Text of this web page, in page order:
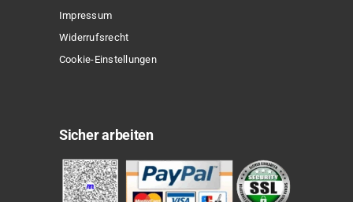
Impressum
Widerrufsrecht
Cookie-Einstellungen
Sicher arbeiten